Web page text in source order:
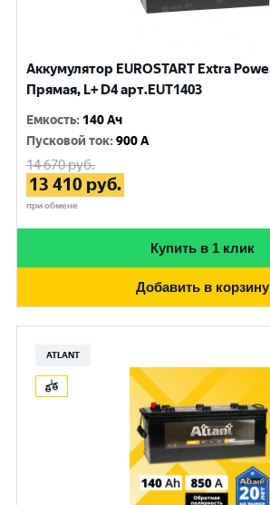
Аккумулятор EUROSTART Extra
Прямая, L+ D4 арт.EUT1403
Емкость: 140 Ач
Пусковой ток:900 A
14 670руб.
13 410 руб.
при обмене
Купить в 1 клик
Добавить в корзину
ATLANT